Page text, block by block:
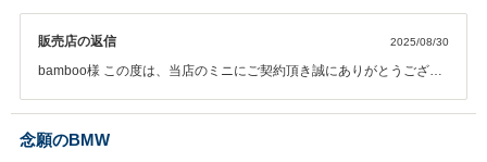
販売店の返信 2025/08/30
bamboo様 この度は、当店のミニにご契約頂き誠にありがとうござい
思います。 お客様に喜んで頂けることが、何よりも私共の励みになり
ます。 またぜひお近くにお越しの際はお気軽にお立ち寄りください。
今後ともどうぞ宜しくお願い致します。
念願のBMW